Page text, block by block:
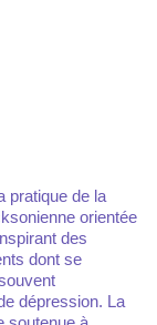
orientée
des
dont se
dépression. La